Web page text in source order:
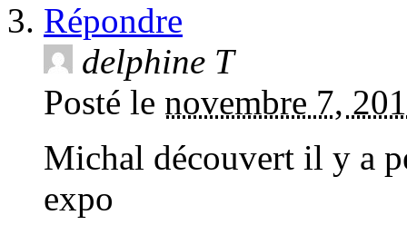
Répondre
delphine T
Posté le novembre 7,
Michal découvert il y a
expo